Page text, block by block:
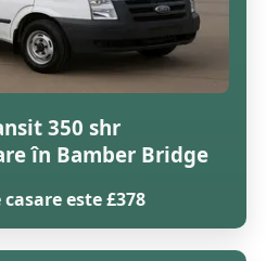
350 shr
în Bamber Bridge
este £378